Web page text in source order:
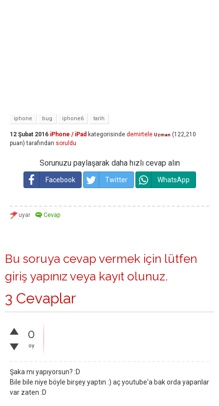
iphone bug iphone6 tarih
12 Şubat 2016 iPhone / iPad kategorisinde demirtele Uzman (122,210
puan) tarafından soruldu
Sorunuzu paylaşarak daha hızlı cevap alın
Facebook Twitter WhatsApp
Bu soruya cevap vermek için lütfen
giriş yapınız veya kayıt olunuz.
3 Cevaplar
0
oy
Şaka mı yapıyorsun? :D
Bile bile niye böyle birşey yaptın :) aç youtube'a bak orda yapanlar
var zaten :D